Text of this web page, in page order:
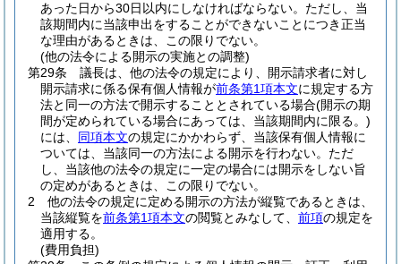
あった日から30日以内にしなければならない。 ただし、当
該期間内に当該申出をすることができないことにつき正当
な理由があるときは、この限りでない。
(他の法令による開示の実施との調整)
第29条
議長は、他の法令の規定により、開示請求者に対し
開示請求に係る保有個人情報が前条第1項本文に規定する方
法と同一の方法で開示することとされている場合(開示の期
間が定められている場合にあっては、当該期間内に限る。)
には、 同項本文の規定にかかわらず、当該保有個人情報に
ついては、当該同一の方法による開示を行わない。 ただ
し、当該他の法令の規定に一定の場合には開示をしない旨
の定めがあるときは、この限りでない。
2
他の法令の規定に定める開示の方法が縦覧であるときは、
当該縦覧を前条第1項本文の閲覧とみなして、 前項の規定を
適用する。
(費用負担)